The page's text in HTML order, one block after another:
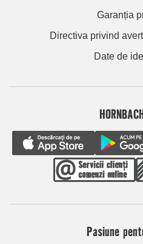
Garanția
Directiva privind
Date de
Pasiune